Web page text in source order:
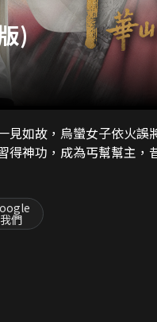
)
見如故，烏蠻女子依火誤
得神功，成為丐幫幫主，
們